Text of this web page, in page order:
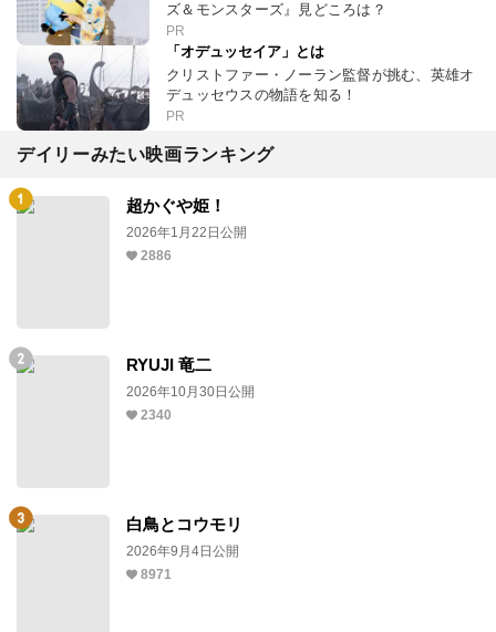
ズ＆モンスターズ』見どころは？
PR
「オデュッセイア」とは
クリストファー・ノーラン監督が挑む、英雄オ
デュッセウスの物語を知る！
PR
デイリーみたい映画ランキング
超かぐや姫！
2026年1月22日公開
2886
RYUJI 竜二
2026年10月30日公開
2340
白鳥とコウモリ
2026年9月4日公開
8971